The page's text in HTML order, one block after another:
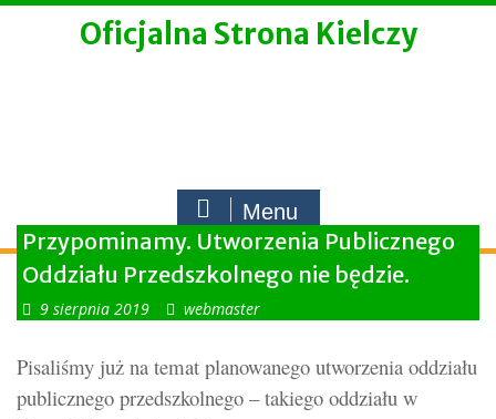
Skip
Oficjalna Strona Kielczy
Menu
Przypominamy. Utworzenia Publicznego
Oddziału Przedszkolnego nie będzie.
9 sierpnia 2019 webmaster
Pisaliśmy już na temat planowanego utworzenia oddziału
publicznego przedszkolnego – takiego oddziału w